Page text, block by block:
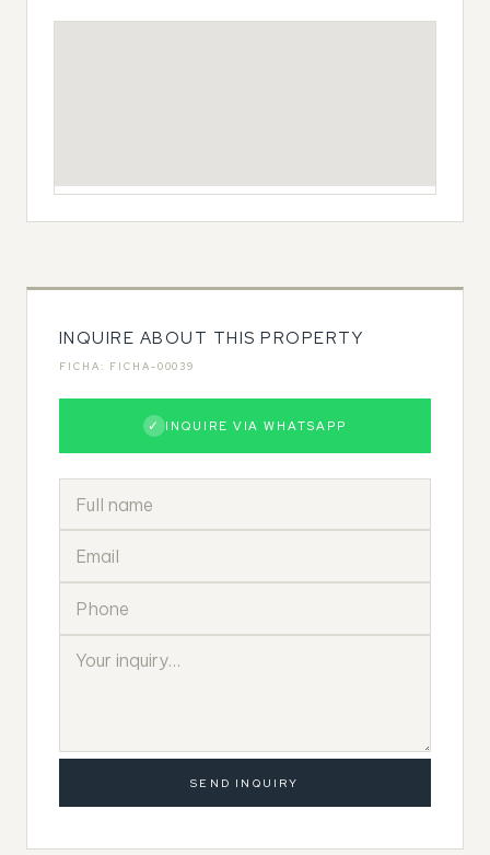
INQUIRE ABOUT THIS PROPERTY
FICHA: FICHA-00039
✓ INQUIRE VIA WHATSAPP
SEND INQUIRY